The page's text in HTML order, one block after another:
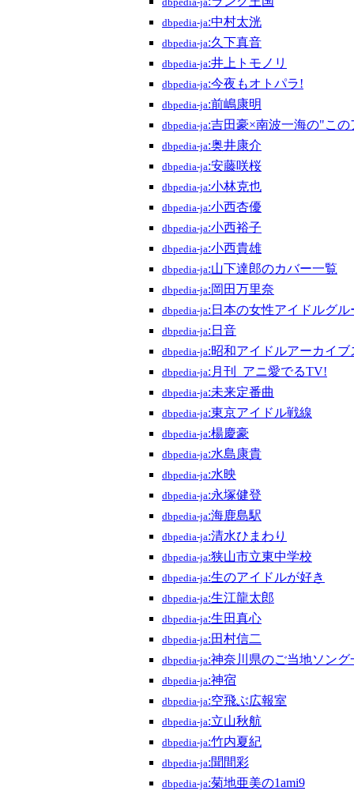
dbpedia-ja
dbpedia-ja:中村太洸
dbpedia-ja:久下真音
dbpedia-ja:井上トモノリ
dbpedia-ja:今夜もオトパラ!
dbpedia-ja:前嶋康明
dbpedia-ja:吉田豪×南波一海の"こ
dbpedia-ja:奥井康介
dbpedia-ja:安藤咲桜
dbpedia-ja:小林克也
dbpedia-ja:小西杏優
dbpedia-ja:小西裕子
dbpedia-ja:小西貴雄
dbpedia-ja:山下達郎のカバー一覧
dbpedia-ja:岡田万里奈
dbpedia-ja:日本の女性アイドルグル
dbpedia-ja:日音
dbpedia-ja:昭和アイドルアーカイブ
dbpedia-ja:月刊_アニ愛でるTV!
dbpedia-ja:未来定番曲
dbpedia-ja:東京アイドル戦線
dbpedia-ja:楊慶豪
dbpedia-ja:水島康貴
dbpedia-ja:水映
dbpedia-ja:永塚健登
dbpedia-ja:海鹿島駅
dbpedia-ja:清水ひまわり
dbpedia-ja:狭山市立東中学校
dbpedia-ja:生のアイドルが好き
dbpedia-ja:生江龍太郎
dbpedia-ja:生田真心
dbpedia-ja:田村信二
dbpedia-ja:神奈川県のご当地ソング
dbpedia-ja:神宿
dbpedia-ja:空飛ぶ広報室
dbpedia-ja:立山秋航
dbpedia-ja:竹内夏紀
dbpedia-ja:聞間彩
dbpedia-ja:菊地亜美の1ami9